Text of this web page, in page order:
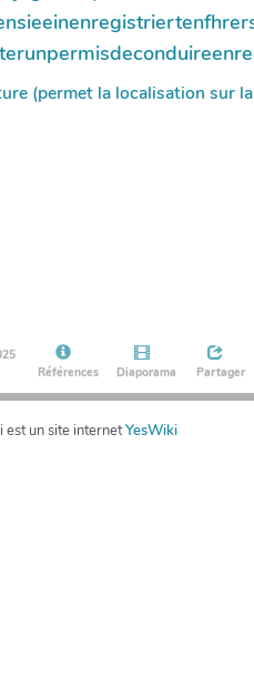
(permet la localisation sur
Références Diaporama Partager
un site internetYesWiki